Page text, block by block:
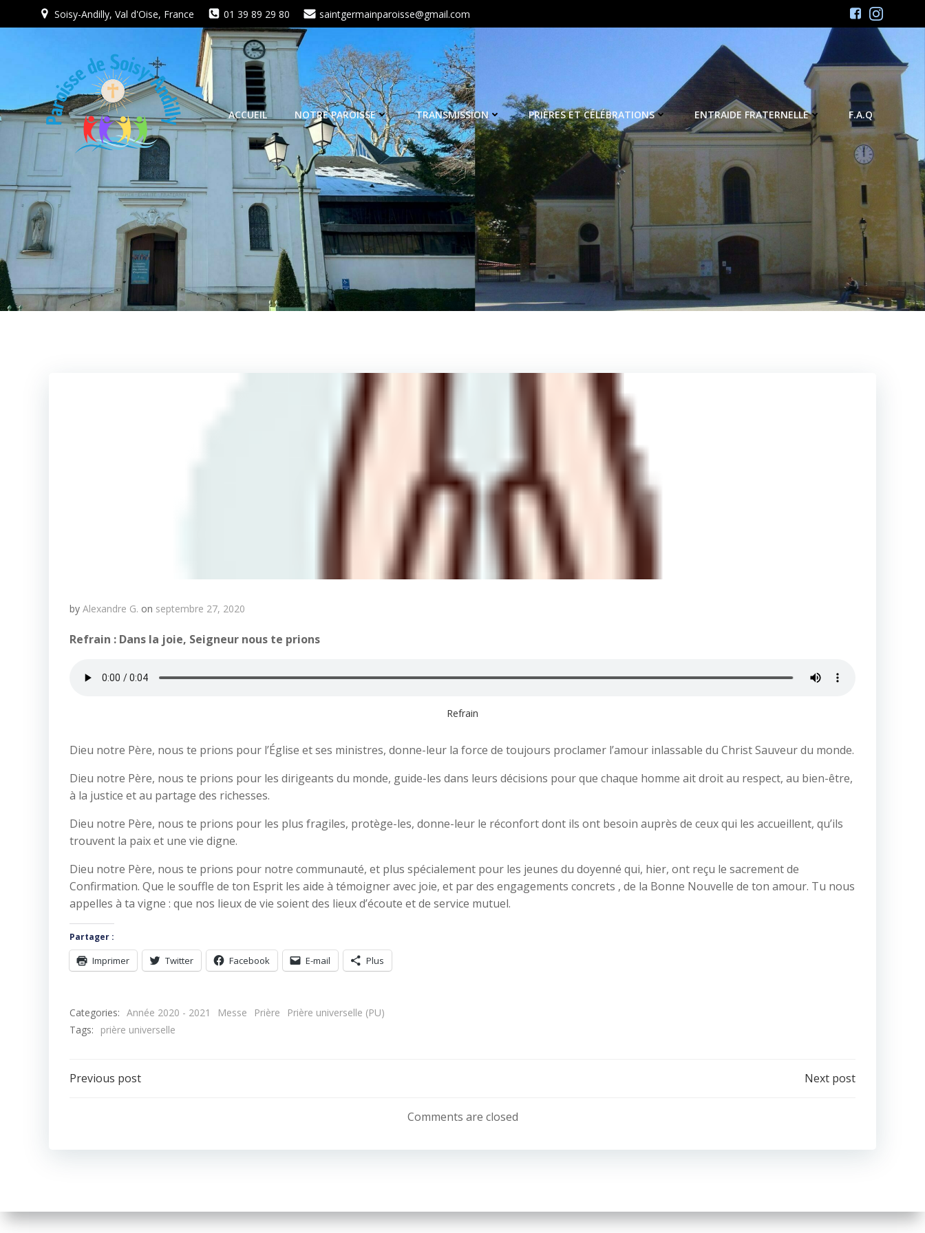
au
Soisy-Andilly, Val d'Oise, France 01 39 89 29 80 saintgermainparoisse@gmail.com
ACCUEIL NOTRE PAROISSE TRANSMISSION PRIÈRES ET CÉLÉBRATIONS ENTRAIDE FRATERNELLE F.A.Q
by Alexandre G. on septembre 27, 2020
Refrain : Dans la joie, Seigneur nous te prions
Refrain
Dieu notre Père, nous te prions pour l’Église et ses ministres, donne-leur la force de toujours proclamer l’amour inlassable du Christ Sauveur du monde.
Dieu notre Père, nous te prions pour les dirigeants du monde, guide-les dans leurs décisions pour que chaque homme ait droit au respect, au bien-être,
à la justice et au partage des richesses.
Dieu notre Père, nous te prions pour les plus fragiles, protège-les, donne-leur le réconfort dont ils ont besoin auprès de ceux qui les accueillent, qu’ils
trouvent la paix et une vie digne.
Dieu notre Père, nous te prions pour notre communauté, et plus spécialement pour les jeunes du doyenné qui, hier, ont reçu le sacrement de
Confirmation. Que le souffle de ton Esprit les aide à témoigner avec joie, et par des engagements concrets , de la Bonne Nouvelle de ton amour. Tu nous
appelles à ta vigne : que nos lieux de vie soient des lieux d’écoute et de service mutuel.
Partager :
Imprimer Twitter Facebook E-mail Plus
Categories: Année 2020 - 2021 Messe Prière
Prière universelle (PU)
Tags:
prière universelle
Navigation
l’article
Previous post
de
l’article
Next post
Comments are closed